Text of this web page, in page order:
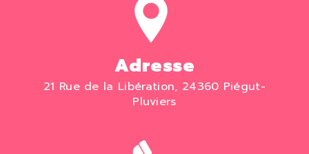
Adresse
21 Rue de la Libération, 24360 Piégut-
Pluviers